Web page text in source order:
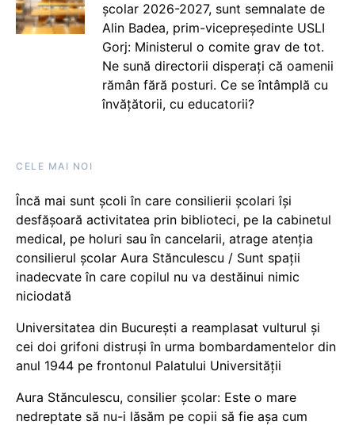
școlar 2026-2027, sunt semnalate de
Alin Badea, prim-vicepreședinte USLI
Gorj: Ministerul o comite grav de tot.
Ne sună directorii disperați că oamenii
rămân fără posturi. Ce se întâmplă cu
învățătorii, cu educatorii?
CELE MAI NOI
Încă mai sunt școli în care consilierii școlari își
desfășoară activitatea prin biblioteci, pe la cabinetul
medical, pe holuri sau în cancelarii, atrage atenția
consilierul școlar Aura Stănculescu / Sunt spații
inadecvate în care copilul nu va destăinui nimic
niciodată
Universitatea din București a reamplasat vulturul și
cei doi grifoni distruși în urma bombardamentelor din
anul 1944 pe frontonul Palatului Universității
Aura Stănculescu, consilier școlar: Este o mare
nedreptate să nu-i lăsăm pe copii să fie așa cum